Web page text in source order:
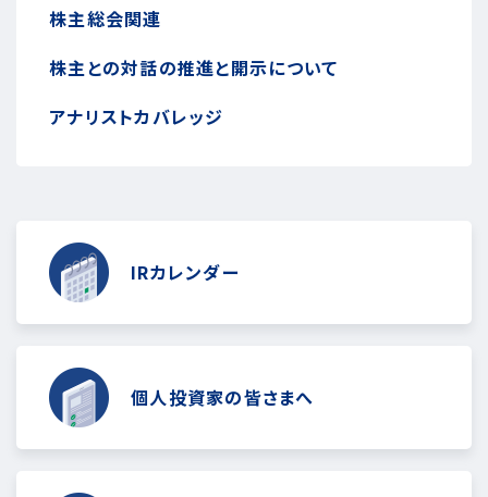
株主総会関連
株主との対話の推進と開示について
アナリストカバレッジ
IRカレンダー
個人投資家の皆さまへ